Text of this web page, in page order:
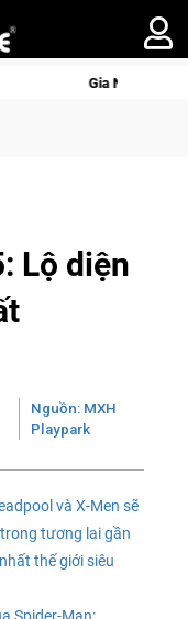
Saga: Cửu Giới Thức
Lộ diện
Nguồn: MXH
Playpark
và X-Men sẽ
tương lai gần
thế giới siêu